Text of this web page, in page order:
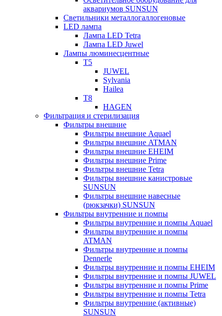
аквариумов SUNSUN
Светильники металлогаллогеновые
LED лампа
Лампа LED Tetra
Лампа LED Juwel
Лампы люминесцентные
T5
JUWEL
Sylvania
Hailea
T8
HAGEN
Фильтрация и стерилизация
Фильтры внешние
Фильтры внешние Aquael
Фильтры внешние ATMAN
Фильтры внешние EHEIM
Фильтры внешние Prime
Фильтры внешние Tetra
Фильтры внешние канистровые
SUNSUN
Фильтры внешние навесные
(рюкзачки) SUNSUN
Фильтры внутренние и помпы
Фильтры внутренние и помпы Aquael
Фильтры внутренние и помпы
ATMAN
Фильтры внутренние и помпы
Dennerle
Фильтры внутренние и помпы EHEIM
Фильтры внутренние и помпы JUWEL
Фильтры внутренние и помпы Prime
Фильтры внутренние и помпы Tetra
Фильтры внутренние (активные)
SUNSUN